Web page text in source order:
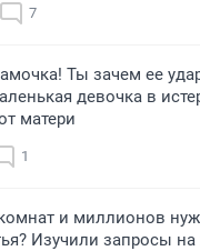
7
Ты зачем ее
девочка в
матери
1
и миллионов
Изучили запросы